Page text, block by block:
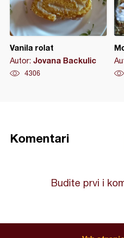
Vanila rolat
Autor: Jovana Backulic
4306
Komentari
Budite prvi i